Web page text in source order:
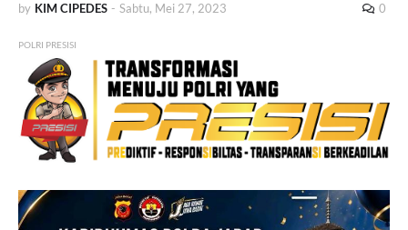
by KIM CIPEDES - Sabtu, Mei 27, 2023 0
POLRI PRESISI